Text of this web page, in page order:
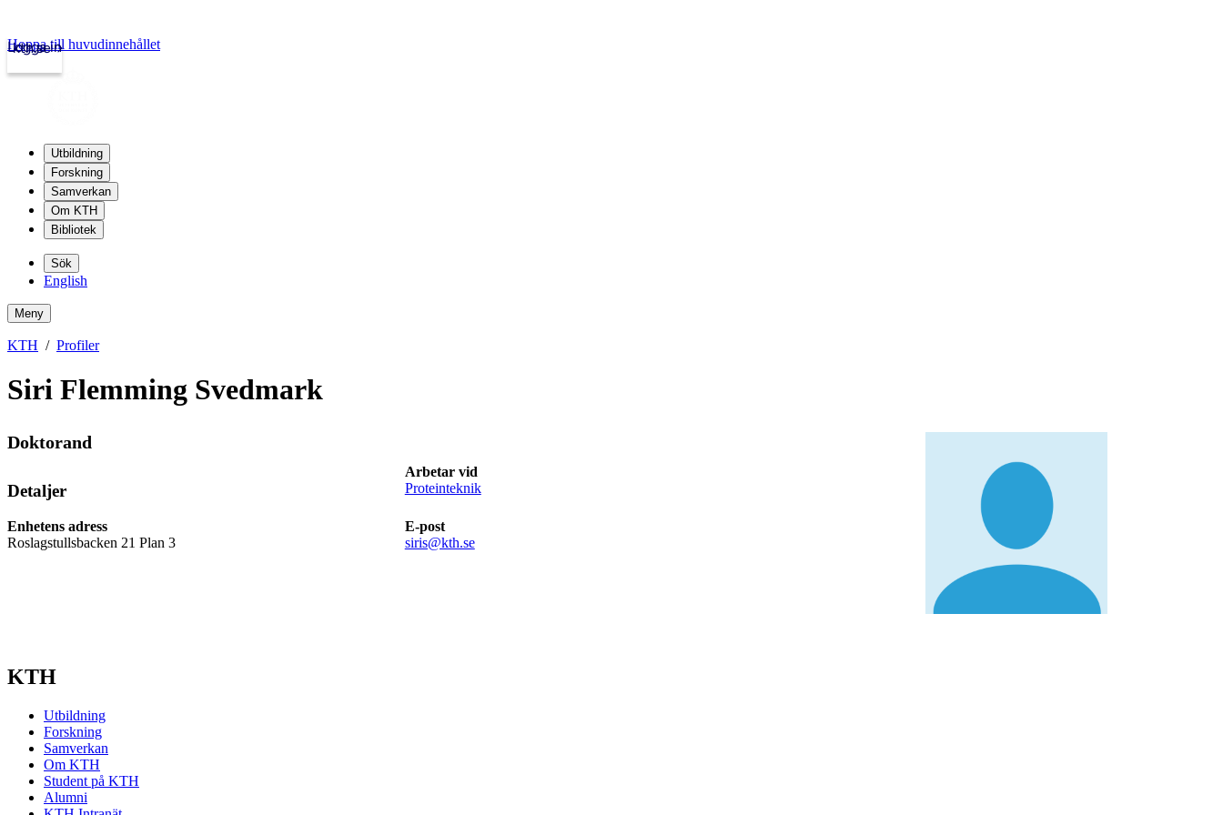
kth.se
Logga in
Hoppa till huvudinnehållet
Utbildning
Forskning
Samverkan
Om KTH
Bibliotek
Sök
English
Meny
KTH Profiler
Siri Flemming Svedmark
Doktorand
Detaljer
Arbetar vid
Proteinteknik
Enhetens adress
Roslagstullsbacken 21 Plan 3
E-post
siris@kth.se
KTH
Utbildning
Forskning
Samverkan
Om KTH
Student på KTH
Alumni